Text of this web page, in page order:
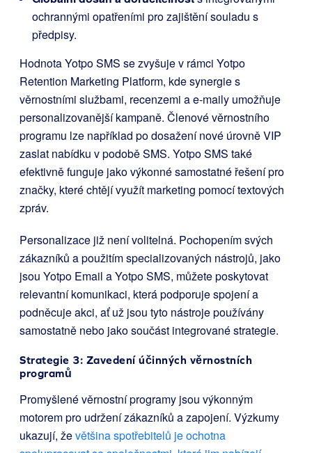
ochrannými opatřeními pro zajištění souladu s
předpisy.
Hodnota Yotpo SMS se zvyšuje v rámci Yotpo
Retention Marketing Platform, kde synergie s
věrnostními službami, recenzemi a e-maily umožňuje
personalizovanější kampaně. Členové věrnostního
programu lze například po dosažení nové úrovně VIP
zaslat nabídku v podobě SMS. Yotpo SMS také
efektivně funguje jako výkonné samostatné řešení pro
značky, které chtějí využít marketing pomocí textových
zpráv.
Personalizace již není volitelná. Pochopením svých
zákazníků a použitím specializovaných nástrojů, jako
jsou Yotpo Email a Yotpo SMS, můžete poskytovat
relevantní komunikaci, která podporuje spojení a
podněcuje akci, ať už jsou tyto nástroje používány
samostatně nebo jako součást integrované strategie.
Strategie 3: Zavedení účinných věrnostních
programů
Promyšlené věrnostní programy jsou výkonným
motorem pro udržení zákazníků a zapojení. Výzkumy
ukazují, ževětšina spotřebitelů je ochotna